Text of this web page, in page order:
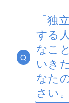
Q
「独
する
なこ
いき
なた
さい。